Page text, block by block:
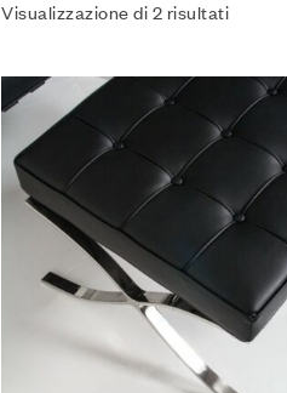
Visualizzazione di 2 risultati